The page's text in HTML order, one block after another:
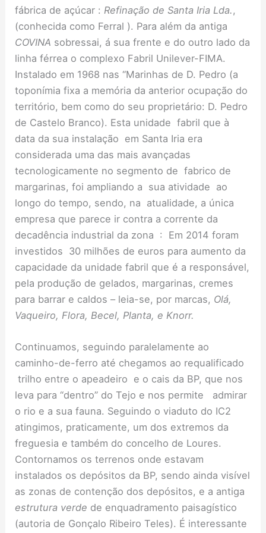
fábrica de açúcar : Refinação de Santa Iria Lda. ,
(conhecida como Ferral ). Para além da antiga
COVINA sobressai, á sua frente e do outro lado da
linha férrea o complexo Fabril Unilever-FIMA.
Instalado em 1968 nas “Marinhas de D. Pedro (a
toponímia fixa a memória da anterior ocupação do
território, bem como do seu proprietário: D. Pedro
de Castelo Branco). Esta unidade fabril que à
data da sua instalação em Santa Iria era
considerada uma das mais avançadas
tecnologicamente no segmento de fabrico de
margarinas, foi ampliando a sua atividade ao
longo do tempo, sendo, na atualidade, a única
empresa que parece ir contra a corrente da
decadência industrial da zona : Em 2014 foram
investidos 30 milhões de euros para aumento da
capacidade da unidade fabril que é a responsável,
pela produção de gelados, margarinas, cremes
para barrar e caldos – leia-se, por marcas, Olá,
Vaqueiro, Flora, Becel, Planta, e Knorr.
Continuamos, seguindo paralelamente ao
caminho-de-ferro até chegamos ao requalificado
trilho entre o apeadeiro e o cais da BP, que nos
leva para “dentro” do Tejo e nos permite admirar
o rio e a sua fauna. Seguindo o viaduto do IC2
atingimos, praticamente, um dos extremos da
freguesia e também do concelho de Loures.
Contornamos os terrenos onde estavam
instalados os depósitos da BP, sendo ainda visível
as zonas de contenção dos depósitos, e a antiga
estrutura verde de enquadramento paisagístico
(autoria de Gonçalo Ribeiro Teles). É interessante